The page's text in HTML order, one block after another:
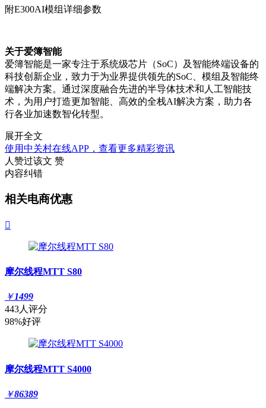
附E300AI模组详细参数
关于爱簿智能
爱簿智能是一家专注于系统级芯片（SoC）及智能终端设备的
科技创新企业，致力于为业界提供领先的SoC、模组及智能终
端解决方案。通过深度融合先进的半导体技术和人工智能技
术，为用户打造更加智能、高效的全栈AI解决方案，助力各
行各业加速数智化转型。
展开全文
使用中关村在线APP，查看更多精彩资讯
人赞过该文 赞
内容纠错
相关电商优惠

摩尔线程MTT S80
￥1499
443人评分
98%好评
摩尔线程MTT S4000
￥86389